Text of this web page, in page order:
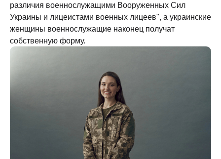
различия военнослужащими Вооруженных Сил
Украины и лицеистами военных лицеев", а украинские
женщины военнослужащие наконец получат
собственную форму.